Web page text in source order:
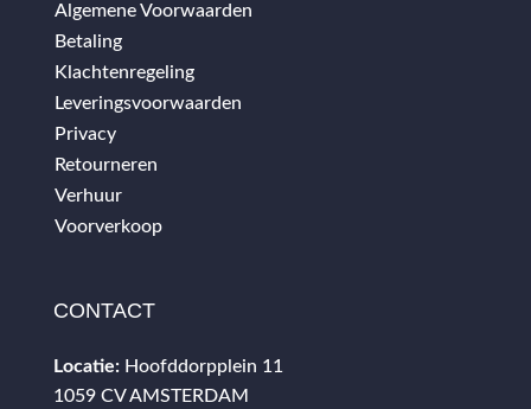
Algemene Voorwaarden
Betaling
Klachtenregeling
Leveringsvoorwaarden
Privacy
Retourneren
Verhuur
Voorverkoop
CONTACT
Locatie: Hoofddorpplein 11
1059 CV AMSTERDAM